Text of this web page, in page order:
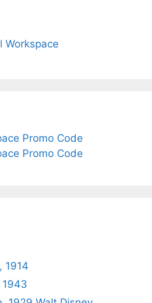
Workspace
Promo Code
Promo Code
1914
1943